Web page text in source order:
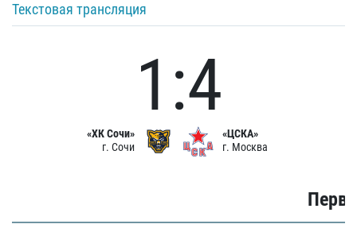
Текстовая трансляция
«ХК Сочи»
г. Сочи
1:4
«ЦСКА»
г. Москва